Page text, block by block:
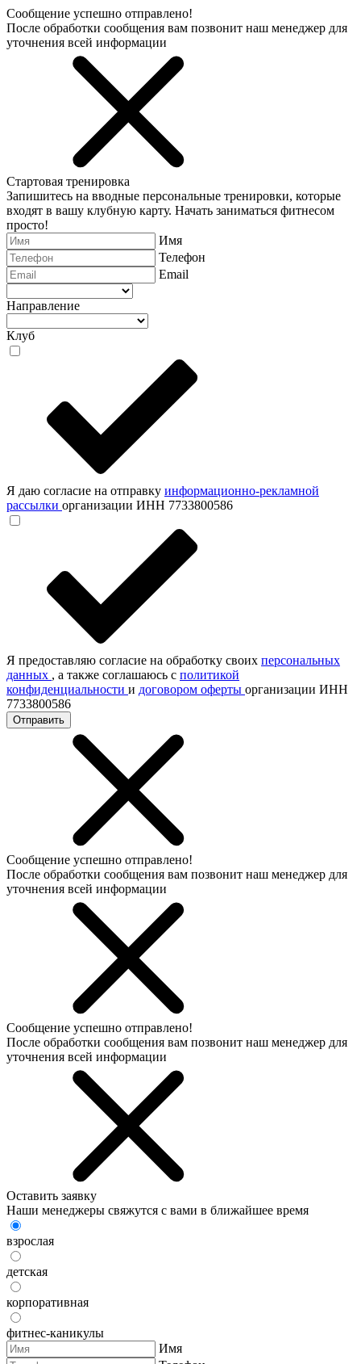
Сообщение успешно отправлено!
После обработки сообщения вам позвонит наш менеджер для
уточнения всей информации
Стартовая тренировка
Запишитесь на вводные персональные тренировки, которые
входят в вашу клубную карту. Начать заниматься фитнесом
просто!
Имя
Телефон
Email
Направление
Клуб
Я даю согласие на отправку информационно-рекламной
рассылки организации ИНН 7733800586
Я предоставляю согласие на обработку своих персональных
данных , а также соглашаюсь с политикой
конфиденциальности и договором оферты организации ИНН
7733800586
Отправить
Сообщение успешно отправлено!
После обработки сообщения вам позвонит наш менеджер для
уточнения всей информации
Сообщение успешно отправлено!
После обработки сообщения вам позвонит наш менеджер для
уточнения всей информации
Оставить заявку
Наши менеджеры свяжутся с вами в ближайшее время
взрослая
детская
корпоративная
фитнес-каникулы
Имя